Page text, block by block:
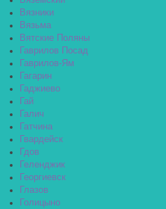
Вязники
Вязьма
Вятские Поляны
Гаврилов Посад
Гаврилов-Ям
Гагарин
Гаджиево
Гай
Галич
Гатчина
Гвардейск
Гдов
Геленджик
Георгиевск
Глазов
Голицыно